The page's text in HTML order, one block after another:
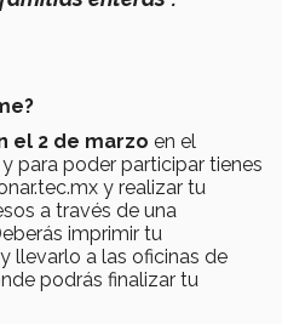
el 2 de marzo en el
para poder participar tienes
y realizar tu
a través de una
imprimir tu
llevarlo a las oficinas de
podrás finalizar tu